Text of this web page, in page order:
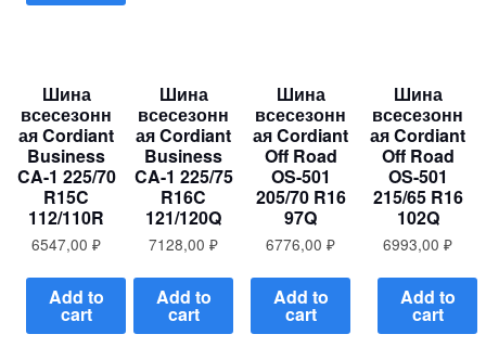
Шина
всесезонн
ая Cordiant
Business
CA-1 225/70
R15C
112/110R
6547,00₽
Add to
cart
Шина
всесезонн
ая Cordiant
Business
CA-1 225/75
R16C
121/120Q
7128,00₽
Add to
cart
Шина
всесезонн
ая Cordiant
Off Road
OS-501
205/70 R16
97Q
6776,00₽
Add to
cart
Шина
всесезонн
ая Cordiant
Off Road
OS-501
215/65 R16
102Q
6993,00₽
Add to
cart